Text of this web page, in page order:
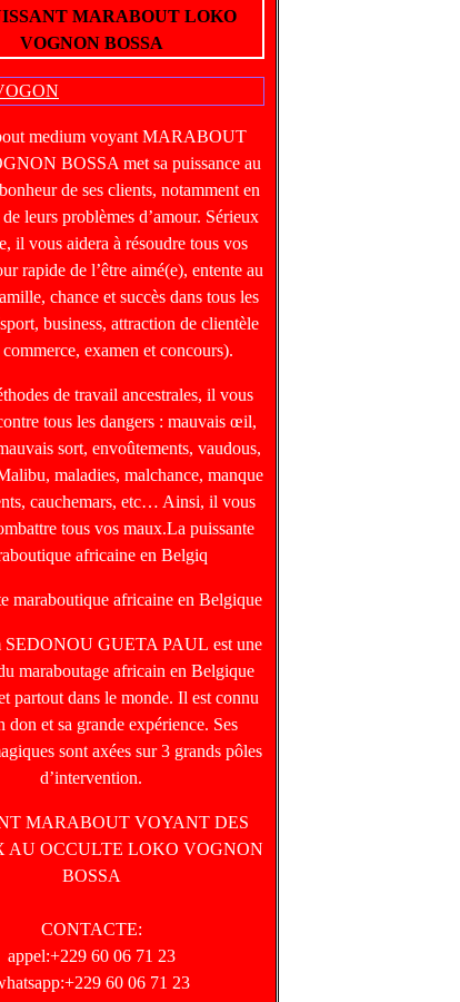
MARABOUT LOKO
VOGNON BOSSA
medium voyant MARABOUT
BOSSA met sa puissance au
de ses clients, notamment en
de leurs problèmes d’amour. Sérieux
il vous aidera à résoudre tous vos
rapide de l’être aimé(e), entente au
chance et succès dans tous les
business, attraction de clientèle
examen et concours).
de travail ancestrales, il vous
tous les dangers : mauvais œil,
sort, envoûtements, vaudous,
maladies, malchance, manque
cauchemars, etc… Ainsi, il vous
tous vos maux.La puissante
africaine en Belgiq
maraboutique africaine en Belgique
SEDONOU GUETA PAUL est une
maraboutage africain en Belgique
partout dans le monde. Il est connu
don et sa grande expérience. Ses
sont axées sur 3 grands pôles
d’intervention.
MARABOUT VOYANT DES
AU OCCULTE LOKO VOGNON
BOSSA
CONTACTE:
appel:+229 60 06 71 23
60 06 71 23